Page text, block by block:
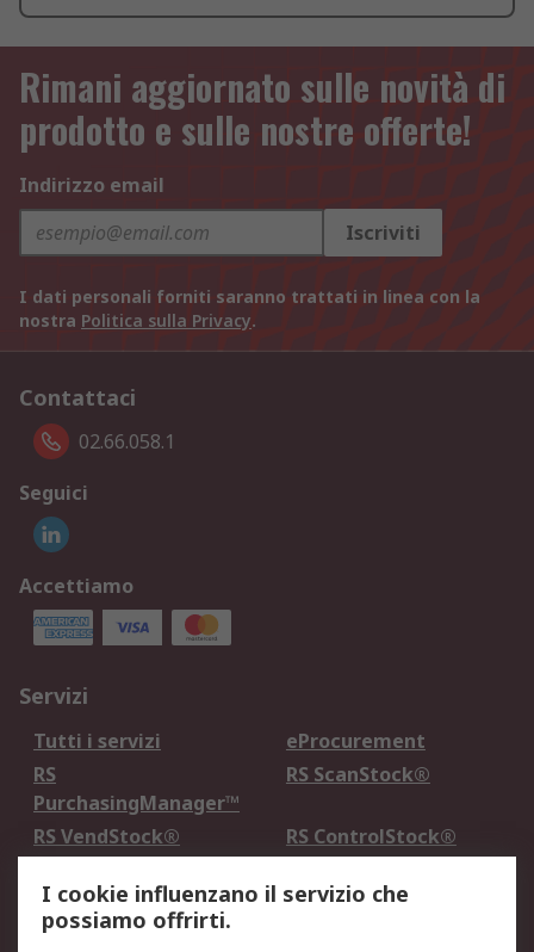
Rimani aggiornato sulle novità di
prodotto e sulle nostre offerte!
Indirizzo email
Iscriviti
I dati personali forniti saranno trattati in linea con la
nostra Politica sulla Privacy.
Contattaci
02.66.058.1
Seguici
Accettiamo
Servizi
Tutti i servizi
eProcurement
RS
PurchasingManager™
RS ScanStock®
RS VendStock®
RS ControlStock®
Legale
I cookie influenzano il servizio che
possiamo offrirti.